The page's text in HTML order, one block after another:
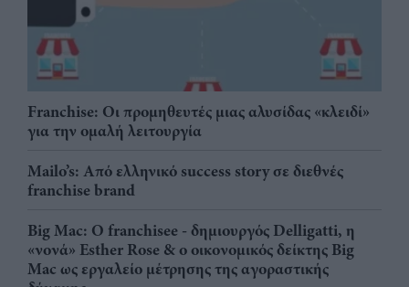
Franchise: Οι προμηθευτές μιας αλυσίδας «κλειδί»
για την ομαλή λειτουργία
Mailo’s: Από ελληνικό success story σε διεθνές
franchise brand
Big Mac: Ο franchisee - δημιουργός Delligatti, η
«νονά» Esther Rose & ο οικονομικός δείκτης Big
Mac ως εργαλείο μέτρησης της αγοραστικής